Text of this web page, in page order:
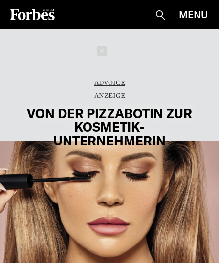
Suche
MENU
ADVOICE
VON DER PIZZABOTIN ZUR
KOSMETIK-
UNTERNEHMERIN